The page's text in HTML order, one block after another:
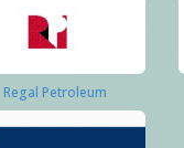
Regal Petroleum